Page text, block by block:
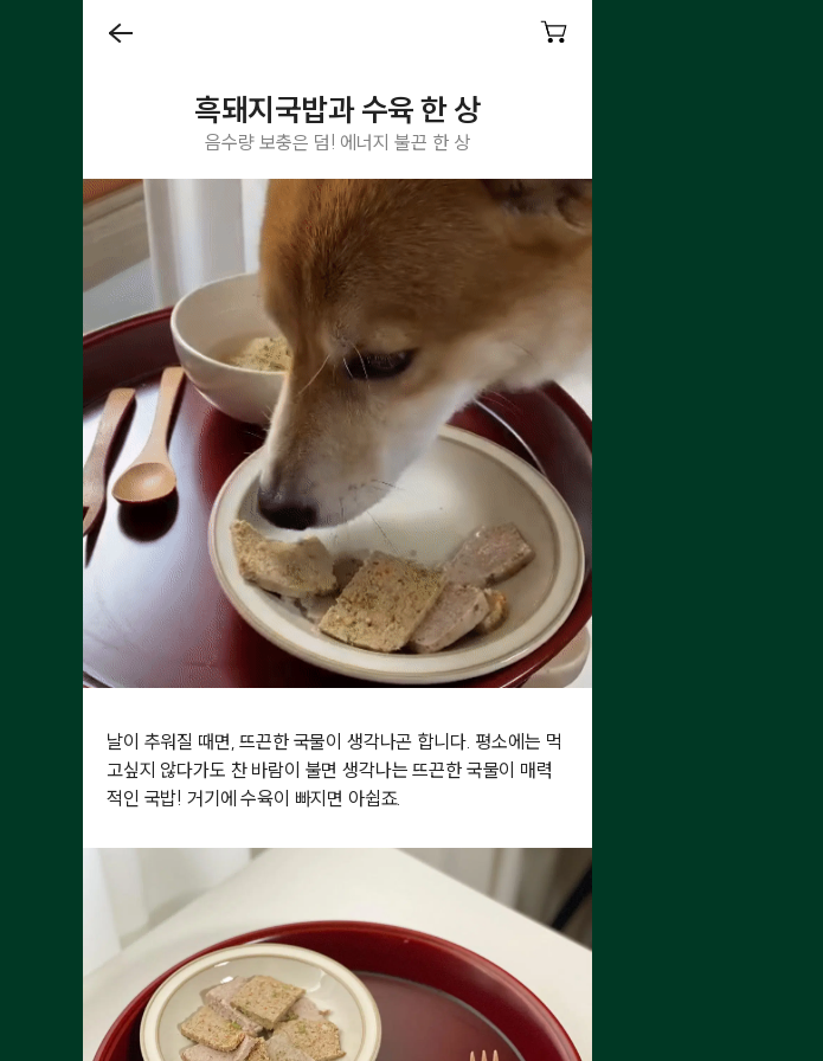
흑돼지국밥과 수육 한 상
음수량 보충은 덤! 에너지 불끈 한 상
날이 추워질 때면, 뜨끈한 국물이 생각나곤 합니다. 평소에는 먹
고싶지 않다가도 찬 바람이 불면 생각나는 뜨끈한 국물이 매력
적인 국밥! 거기에 수육이 빠지면 아쉽죠.